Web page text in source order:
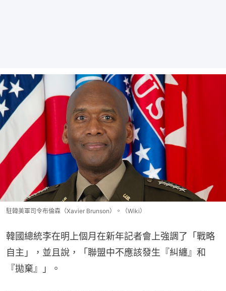
駐韓美軍司令布倫森（Xavier Brunson）。（Wiki）
韓國總統李在明上個月在新年記者會上強調了「戰略
自主」，並且說，「聯盟中不應該發生『糾纏』和
『拋棄』」。